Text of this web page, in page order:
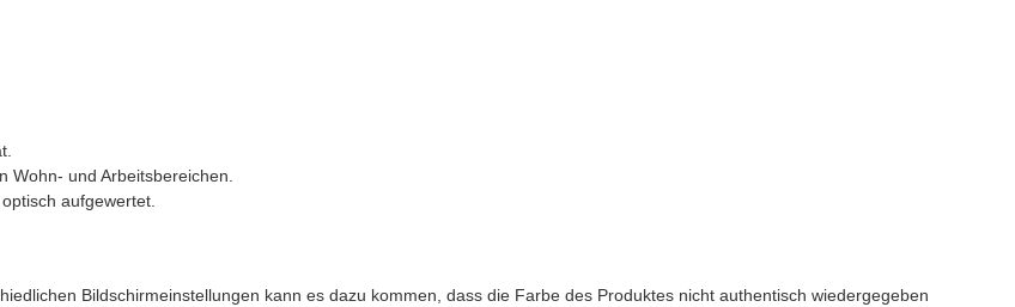
Wohn- und Arbeitsbereichen.
aufgewertet.
Bildschirmeinstellungen kann es dazu kommen, dass die Farbe des Produktes nicht authentisch wiedergegeben